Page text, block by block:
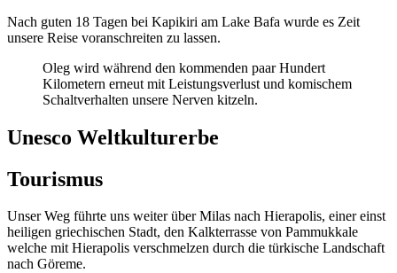
Nach guten 18 Tagen bei Kapikiri am Lake Bafa wurde es Zeit
unsere Reise voranschreiten zu lassen.
Oleg wird während den kommenden paar Hundert
Kilometern erneut mit Leistungsverlust und komischem
Schaltverhalten unsere Nerven kitzeln.
Unesco Weltkulturerbe
Tourismus
Unser Weg führte uns weiter über Milas nach Hierapolis, einer einst
heiligen griechischen Stadt, den Kalkterrasse von Pammukkale
welche mit Hierapolis verschmelzen durch die türkische Landschaft
nach Göreme.